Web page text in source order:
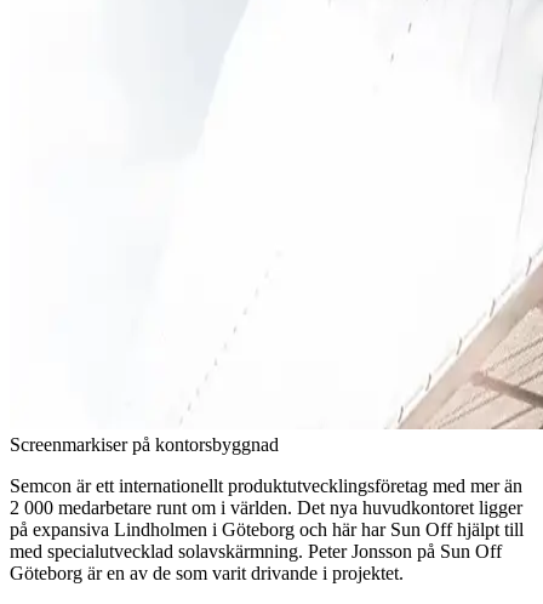
Screenmarkiser på kontorsbyggnad
Semcon är ett internationellt produktutvecklingsföretag med mer än
2 000 medarbetare runt om i världen. Det nya huvudkontoret ligger
på expansiva Lindholmen i Göteborg och här har Sun Off hjälpt till
med specialutvecklad solavskärmning. Peter Jonsson på Sun Off
Göteborg är en av de som varit drivande i projektet.